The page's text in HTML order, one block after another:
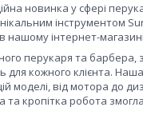
новинка у сфері
інструментом
інтернет-
перукаря та барбера,
для кожного клієнта.
моделі, від мотора до
та кропітка робота